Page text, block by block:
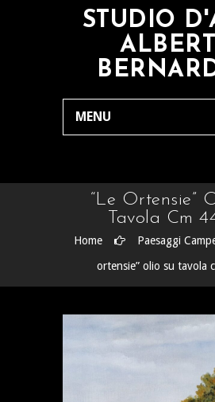
STUDIO
MENU
“Le Ortensie”
Tavola Cm
Home Paesaggi
ortensie” olio su tavola